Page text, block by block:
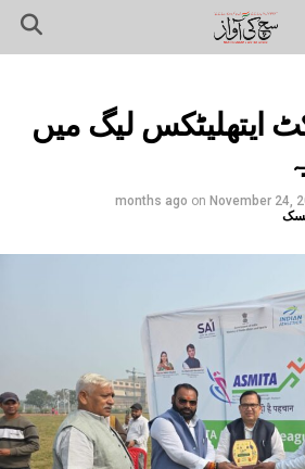
ایتھلیٹکس لیگ میں
on November 24,